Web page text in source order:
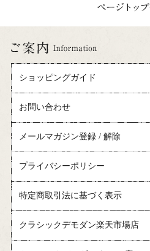
ショッピングガイド
お問い合わせ
メールマガジン登録 / 解除
プライバシーポリシー
特定商取引法に基づく表示
クラシックデモダン楽天市場店